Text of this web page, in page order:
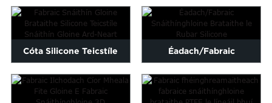
Snáithínghloine Ábhar
Cabhail Bád...
ardchaighdeáin ar
phraghas monarchan ...
Cóta Silicone Teicstíle
Snáithín Gloine Ard-
Neart...
Éadach/Fabraic
Snáithínghloine Brataithe
le Rubar Silicone